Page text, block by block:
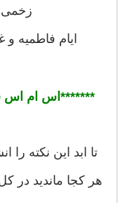
زخمی
ایام فاطمیه
*******اس ام
تا ابد این نکته را
هر کجا ماندید در